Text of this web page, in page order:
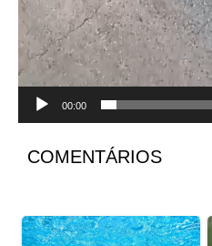
00:00
COMENTÁRIOS